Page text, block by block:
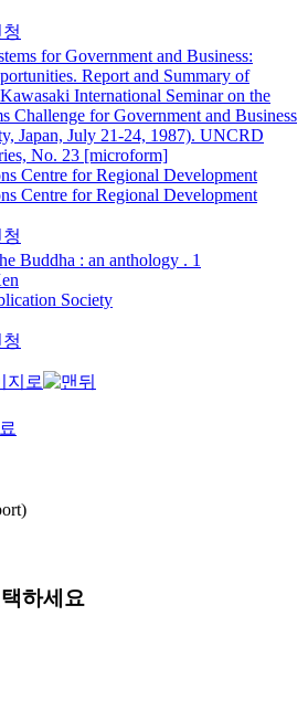
for Government and Business:
Report and Summary of
International Seminar on the
Challenge for Government and Business
Japan, July 21-24, 1987). UNCRD
No. 23 [microform]
Centre for Regional Development
Centre for Regional Development
Buddha : an anthology . 1
Society
하세요